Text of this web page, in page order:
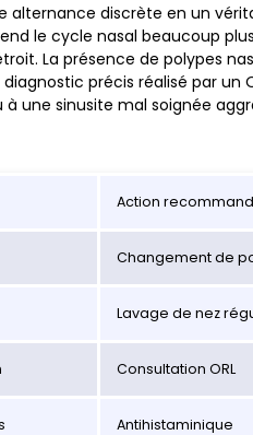
discrète en un
le cycle nasal beaucoup
La présence de polypes
précis réalisé par un
une sinusite mal soignée
Action
Changement de
Lavage de nez
Consultation ORL
Antihistaminique